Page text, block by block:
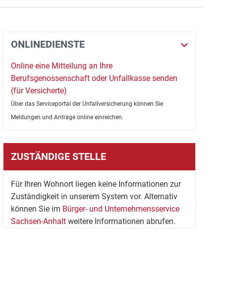
ONLINEDIENSTE
Online eine Mitteilung an Ihre
Berufsgenossenschaft oder Unfallkasse senden
(für Versicherte)
Über das Serviceportal der Unfallversicherung können Sie
Meldungen und Anträge online einreichen.
ZUSTÄNDIGE STELLE
Für Ihren Wohnort liegen keine Informationen zur
Zuständigkeit in unserem System vor. Alternativ
können Sie im Bürger- und Unternehmensservice
Sachsen-Anhalt weitere Informationen abrufen.